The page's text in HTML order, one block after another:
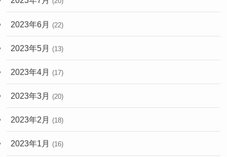
2023年6月 (22)
2023年5月 (13)
2023年4月 (17)
2023年3月 (20)
2023年2月 (18)
2023年1月 (16)